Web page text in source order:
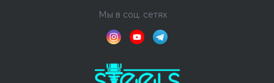
Мы в соц. сетях